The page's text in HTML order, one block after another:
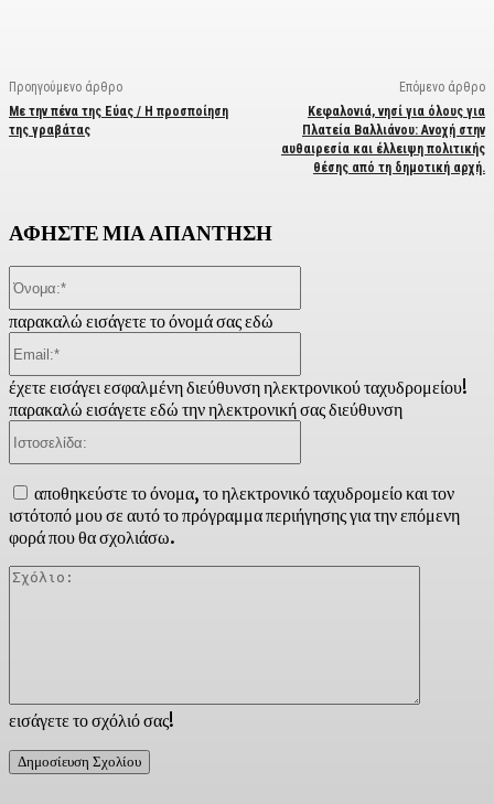
Προηγούμενο άρθρο
Με την πένα της Εύας / Η προσποίηση
της γραβάτας
Επόμενο άρθρο
Κεφαλονιά, νησί για όλους για
Πλατεία Βαλλιάνου: Ανοχή στην
αυθαιρεσία και έλλειψη πολιτικής
θέσης από τη δημοτική αρχή.
ΑΦΗΣΤΕ ΜΙΑ ΑΠΑΝΤΗΣΗ
εισάγετε το σχόλιό σας!
παρακαλώ εισάγετε το όνομά σας εδώ
έχετε εισάγει εσφαλμένη διεύθυνση ηλεκτρονικού ταχυδρομείου!
παρακαλώ εισάγετε εδώ την ηλεκτρονική σας διεύθυνση
αποθηκεύστε το όνομα, το ηλεκτρονικό ταχυδρομείο και τον
ιστότοπό μου σε αυτό το πρόγραμμα περιήγησης για την επόμενη
φορά που θα σχολιάσω.